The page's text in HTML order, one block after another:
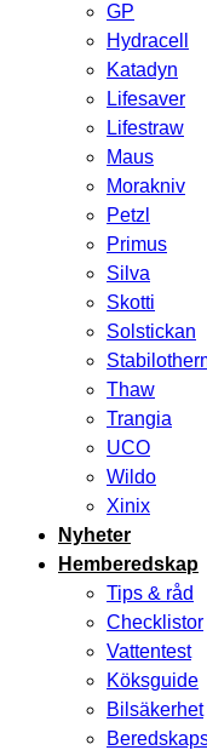
GP
Hydracell
Katadyn
Lifesaver
Lifestraw
Maus
Morakniv
Petzl
Primus
Silva
Skotti
Solstickan
Thaw
Trangia
UCO
Wildo
Xinix
Nyheter
Hemberedskap
Tips & råd
Checklistor
Vattentest
Köksguide
Bilsäkerhet